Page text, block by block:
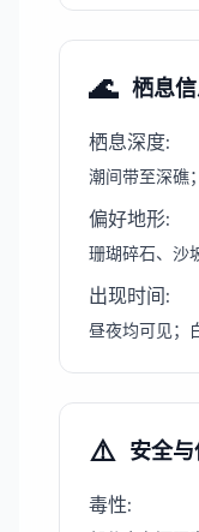
🌊 栖息
栖息深度:
潮间带至深礁
偏好地形:
珊瑚碎石、沙
出现时间:
昼夜均可见；
⚠️ 安全
毒性: